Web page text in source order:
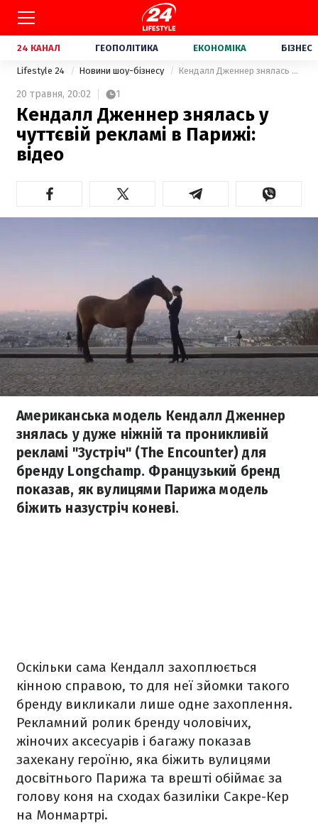
24 КАНАЛ ГЕОПОЛІТИКА ЕКОНОМІКА БІЗНЕС
Lifestyle 24 Новини шоу-бізнесу Кендалл Дженнер знялась у чуттєвій рекламі в Парижі: відео
20 травня, 20:02 1
Кендалл Дженнер знялась у
чуттєвій рекламі в Парижі:
відео
Американська модель Кендалл Дженнер
знялась у дуже ніжній та проникливій
рекламі "Зустріч" (The Encounter) для
бренду Longchamp. Французький бренд
показав, як вулицями Парижа модель
біжить назустріч коневі.
Оскільки сама Кендалл захоплюється
кінною справою, то для неї зйомки такого
бренду викликали лише одне захоплення.
Рекламний ролик бренду чоловічих,
жіночих аксесуарів і багажу показав
захекану героїню, яка біжить вулицями
досвітнього Парижа та врешті обіймає за
голову коня на сходах базиліки Сакре-Кер
на Монмартрі.